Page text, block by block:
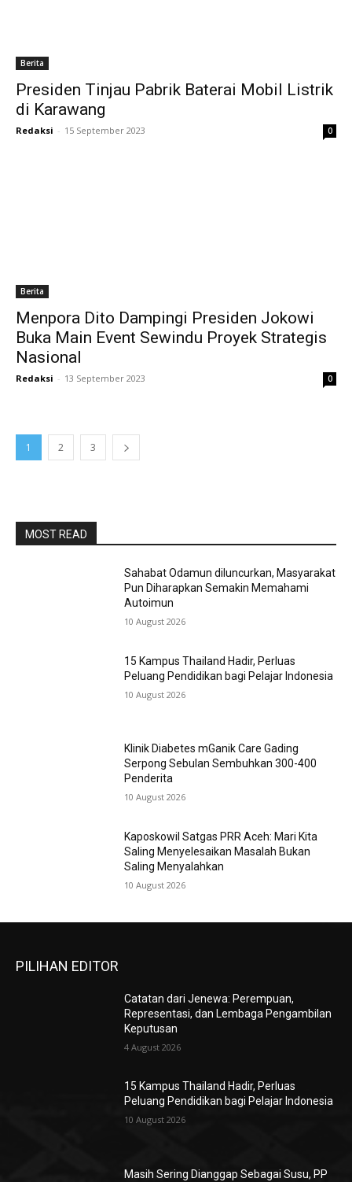
Berita
Presiden Tinjau Pabrik Baterai Mobil Listrik
di Karawang
Redaksi - 15 September 2023 0
Berita
Menpora Dito Dampingi Presiden Jokowi
Buka Main Event Sewindu Proyek Strategis
Nasional
Redaksi - 13 September 2023 0
1 2 3
MOST READ
Sahabat Odamun diluncurkan, Masyarakat
Pun Diharapkan Semakin Memahami
Autoimun
10 August 2026
15 Kampus Thailand Hadir, Perluas
Peluang Pendidikan bagi Pelajar Indonesia
10 August 2026
Klinik Diabetes mGanik Care Gading
Serpong Sebulan Sembuhkan 300-400
Penderita
10 August 2026
Kaposkowil Satgas PRR Aceh: Mari Kita
Saling Menyelesaikan Masalah Bukan
Saling Menyalahkan
10 August 2026
PILIHAN EDITOR
Catatan dari Jenewa: Perempuan,
Representasi, dan Lembaga Pengambilan
Keputusan
4 August 2026
15 Kampus Thailand Hadir, Perluas
Peluang Pendidikan bagi Pelajar Indonesia
10 August 2026
Masih Sering Dianggap Sebagai Susu, PP